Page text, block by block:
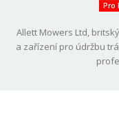
Pro
Allett Mowers Ltd,
a zařízení pro údržbu